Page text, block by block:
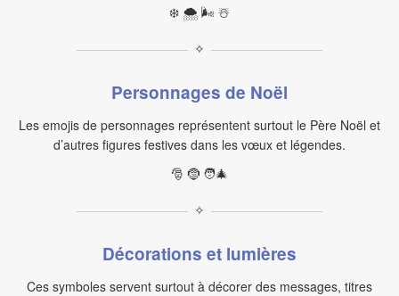
❄️ 🌨️ 🌬️ ☃️
✧
Personnages de Noël
Les emojis de personnages représentent surtout le Père Noël et
d’autres figures festives dans les vœux et légendes.
🎅 🤶 🧑‍🎄
✧
Décorations et lumières
Ces symboles servent surtout à décorer des messages, titres